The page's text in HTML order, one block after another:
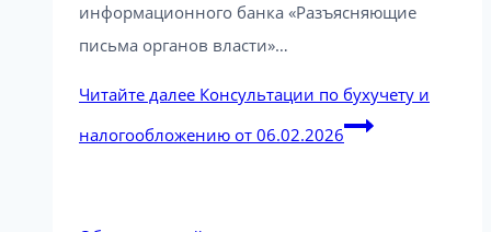
информационного банка «Разъясняющие
письма органов власти»…
Читайте далее Консультации по бухучету и
налогообложению от 06.02.2026